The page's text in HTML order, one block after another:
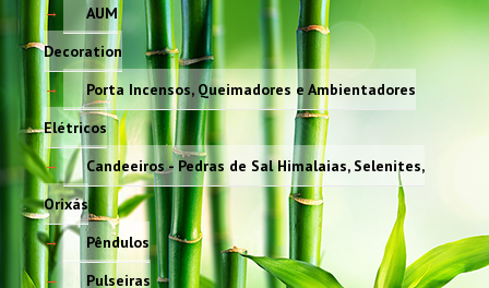
AUM
Decoration
Porta Incensos, Queimadores e Ambientadores
Elétricos
Candeeiros - Pedras de Sal Himalaias, Selenites,
Orixás
Pêndulos
Pulseiras